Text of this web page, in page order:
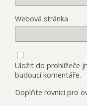
Webová stránka
Uložit do prohlížeče
budoucí komentáře.
Doplňte rovnici pro